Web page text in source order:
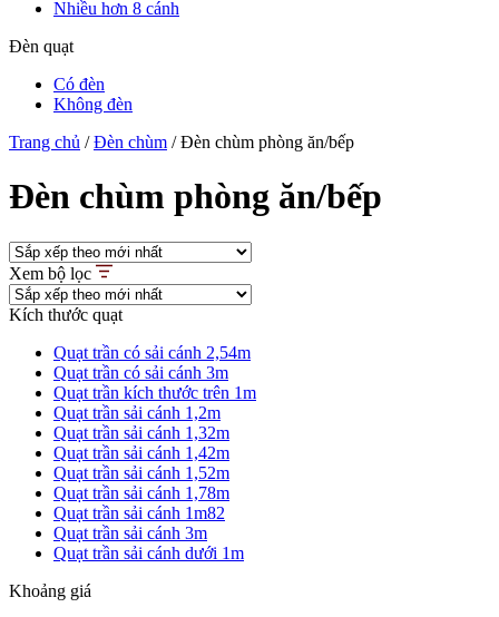
Nhiều hơn 8 cánh
Đèn quạt
Có đèn
Không đèn
Trang chủ /Đèn chùm /Đèn chùm phòng ăn/bếp
Đèn chùm phòng ăn/bếp
Xem bộ lọc
Kích thước quạt
Quạt trần có sải cánh 2,54m
Quạt trần có sải cánh 3m
Quạt trần kích thước trên 1m
Quạt trần sải cánh 1,2m
Quạt trần sải cánh 1,32m
Quạt trần sải cánh 1,42m
Quạt trần sải cánh 1,52m
Quạt trần sải cánh 1,78m
Quạt trần sải cánh 1m82
Quạt trần sải cánh 3m
Quạt trần sải cánh dưới 1m
Khoảng giá